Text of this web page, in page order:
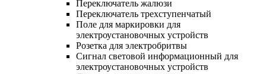
Переключатель жалюзи
Переключатель трехступенчатый
Поле для маркировки для
электроустановочных устройств
Розетка для электробритвы
Сигнал световой информационный для
электроустановочных устройств